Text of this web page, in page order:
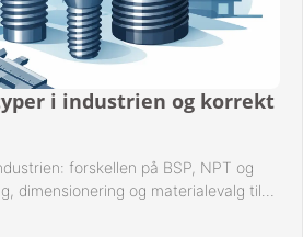
i industrien og korrekt
forskellen på BSP, NPT og
dimensionering og materialevalg til